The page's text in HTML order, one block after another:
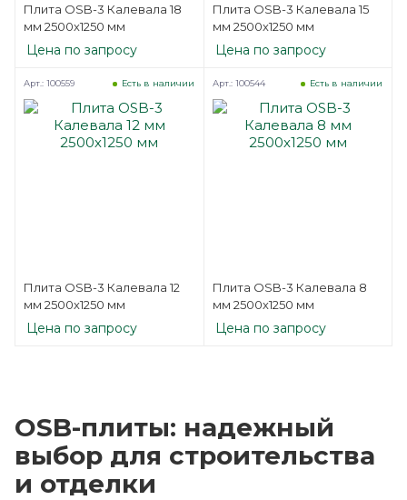
Плита OSB-3 Калевала 18
мм 2500х1250 мм
Цена по запросу
Плита OSB-3 Калевала 15
мм 2500х1250 мм
Цена по запросу
Плита OSB-3 Калевала 12
мм 2500х1250 мм
Есть в наличии
Арт.: 100559
Цена по запросу
Плита OSB-3 Калевала 8
мм 2500х1250 мм
Есть в наличии
Арт.: 100544
Цена по запросу
OSB-плиты: надежный
выбор для строительства
и отделки